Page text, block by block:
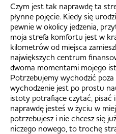
Czym jest tak naprawdę ta
płynne pojęcie. Kiedy się
pewnie w okolicy jedzenia,
moja strefa komfortu jest w
kilometrów od miejsca
największych centrum
dwoma momentami mojego
Potrzebujemy wychodzić
wychodzenie jest po prostu
istoty potrafiące czytać, pisać
naprawdę jesteś w życiu w
potrzebujesz i nie chcesz się
niczego nowego, to trochę